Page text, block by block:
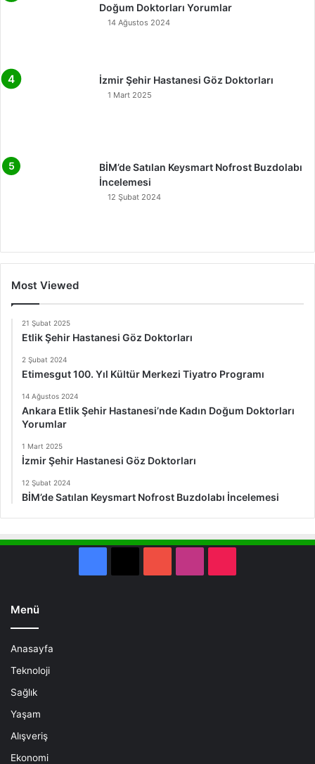
Doğum Doktorları Yorumlar
14 Ağustos 2024
İzmir Şehir Hastanesi Göz Doktorları
1 Mart 2025
BİM’de Satılan Keysmart Nofrost Buzdolabı
İncelemesi
12 Şubat 2024
Most Viewed
21 Şubat 2025
Etlik Şehir Hastanesi Göz Doktorları
2 Şubat 2024
Etimesgut 100. Yıl Kültür Merkezi Tiyatro Programı
14 Ağustos 2024
Ankara Etlik Şehir Hastanesi’nde Kadın Doğum Doktorları
Yorumlar
1 Mart 2025
İzmir Şehir Hastanesi Göz Doktorları
12 Şubat 2024
BİM’de Satılan Keysmart Nofrost Buzdolabı İncelemesi
Menü
Anasayfa
Teknoloji
Sağlık
Yaşam
Alışveriş
Ekonomi